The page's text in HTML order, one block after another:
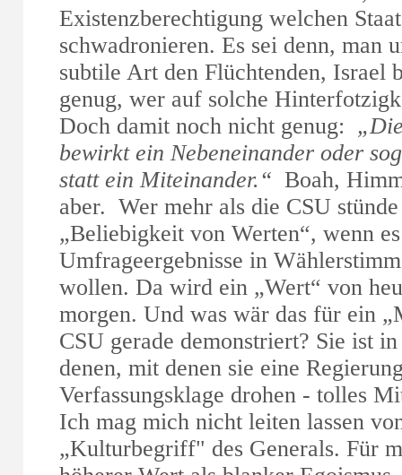
Existenzberechtigung welchen
schwadronieren. Es sei denn, man
subtile Art den Flüchtenden, Israel
genug, wer auf solche
Doch damit noch nicht genug:
bewirkt ein Nebeneinander oder
statt ein Miteinander.“ Boah,
aber. Wer mehr als die CSU
„Beliebigkeit von Werten“, wenn
Umfrageergebnisse in
wollen. Da wird ein „Wert“ von
morgen. Und was wär das für ein
CSU gerade demonstriert? Sie ist
denen, mit denen sie eine
Verfassungsklage drohen - tolles
Ich mag mich nicht leiten lassen
„Kulturbegriff" des Generals. Für